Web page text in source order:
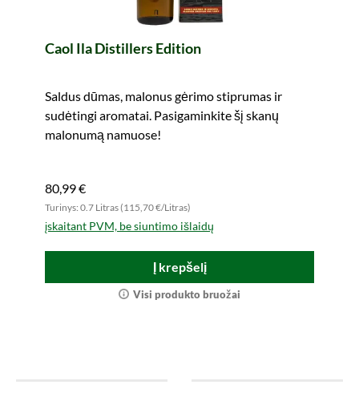
Caol Ila Distillers Edition
Saldus dūmas, malonus gėrimo stiprumas ir
sudėtingi aromatai. Pasigaminkite šį skanų
malonumą namuose!
80,99 €
Turinys: 0.7 Litras (115,70 €/Litras)
įskaitant PVM, be siuntimo išlaidų
Į krepšelį
Visi produkto bruožai